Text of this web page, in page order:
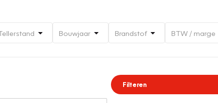
Bouwjaar Brandstof BTW / marge
Filteren